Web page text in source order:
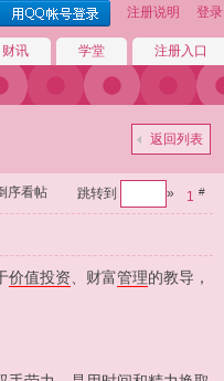
注册说明 登录
财讯 学堂 注册入口
返回列表
1 #
跳转到 »
序看帖
价值投资 、财富管理的教导，